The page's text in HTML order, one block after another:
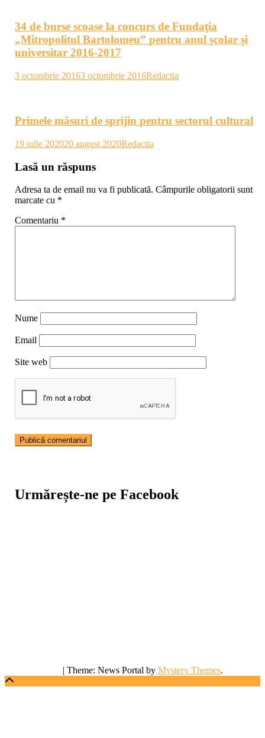
34 de burse scoase la concurs de Fundaţia
„Mitropolitul Bartolomeu” pentru anul şcolar şi
universitar 2016-2017
3 octombrie 20163 octombrie 2016Redactia
Primele măsuri de sprijin pentru sectorul cultural
19 iulie 202020 august 2020Redactia
Lasă un răspuns
Adresa ta de email nu va fi publicată. Câmpurile obligatorii sunt
marcate cu *
Comentariu *
Nume
Email
Site web
Urmărește-ne pe Facebook
| Theme: News Portal by Mystery Themes.